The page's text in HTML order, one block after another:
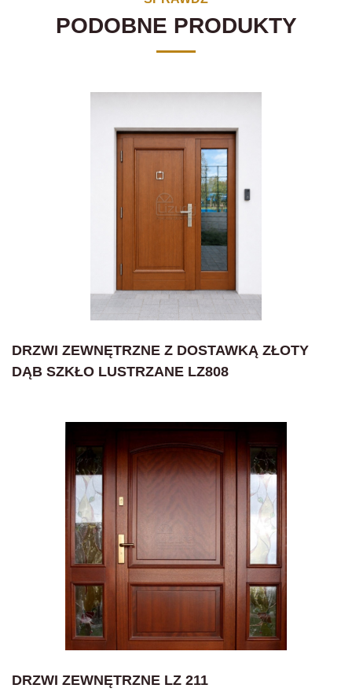
PODOBNE PRODUKTY
DRZWI ZEWNĘTRZNE Z DOSTAWKĄ ZŁOTY
DĄB SZKŁO LUSTRZANE LZ808
DRZWI ZEWNĘTRZNE LZ 211